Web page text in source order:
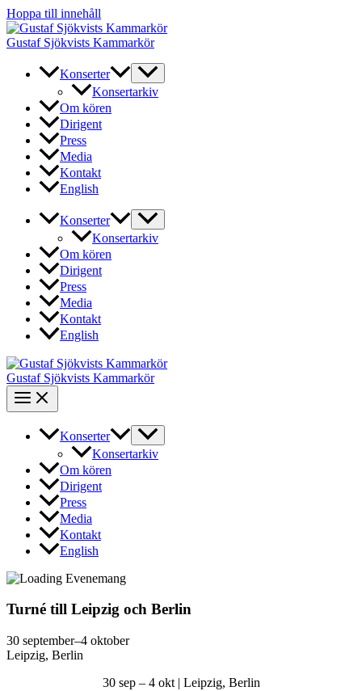
Hoppa till innehåll
Gustaf Sjökvists Kammarkör
Konserter
Konsertarkiv
Om kören
Dirigent
Press
Media
Kontakt
English
Konserter
Konsertarkiv
Om kören
Dirigent
Press
Media
Kontakt
English
Gustaf Sjökvists Kammarkör
Konserter
Konsertarkiv
Om kören
Dirigent
Press
Media
Kontakt
English
Turné till Leipzig och Berlin
30 september–4 oktober
Leipzig, Berlin
30 sep – 4 okt | Leipzig, Berlin